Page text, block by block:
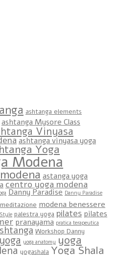
ashtanga elements
ashtanga Mysore Class
Vinyasa
ashtanga vinyasa yoga
Yoga
Modena
astanga yoga
centro yoga modena
Danny Paradise Danny Paradise
meditazione modena benessere
palestra yoga pilates pilates
pranayama pratica terapeutica
Workshop Danny
yoga yoga anatomy yoga
yogashala Yoga Shala